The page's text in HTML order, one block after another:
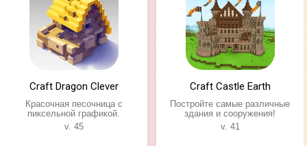
Craft Dragon Clever
Красочная песочница с
пиксельной графикой.
v. 45
Craft Castle Earth
Постройте самые различные
здания и сооружения!
v. 41